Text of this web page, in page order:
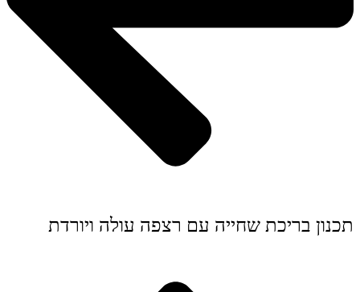
תכנון בריכת שחייה עם רצפה עולה ויורדת